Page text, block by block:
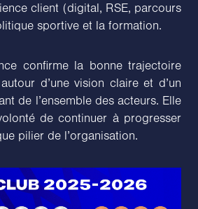
client (digital, RSE, parcours
sportive et la formation.
confirme la bonne trajectoire
d’une vision claire et d’un
de l’ensemble des acteurs. Elle
de continuer à progresser
pilier de l’organisation.